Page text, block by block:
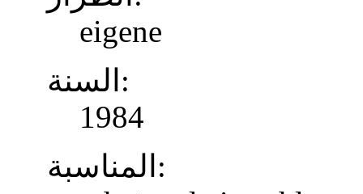
eigene
السنة:
1984
المناسبة: